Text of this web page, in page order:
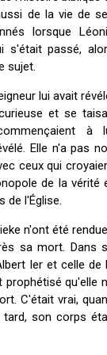
de la vie de
lorsque
s'était passé,
sujet.
lui avait
et se
à
Elle n'a pas
ceux qui
de la vérité
de l'Église.
n'ont été
sa mort. Dans
Ier et celle de
prophétisé qu'elle
C'était vrai,
son corps